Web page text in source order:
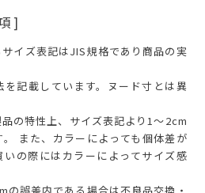
]
イズ表記はJIS規格であり商品の実
記載しています。ヌード寸とは異
の特性上、サイズ表記より1～2cm
また、カラーによっても個体差が
の際にはカラーによってサイズ感